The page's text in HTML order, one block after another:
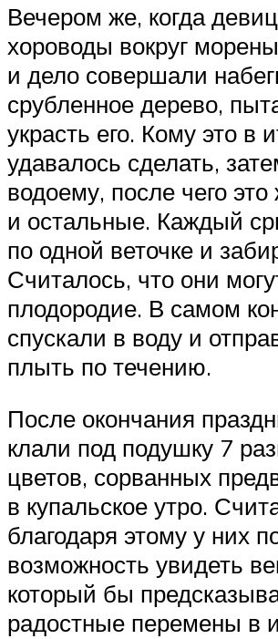
Вечером же, когда
хороводы вокруг
и дело совершали
срубленное дерево,
украсть его. Кому это в
удавалось сделать,
водоему, после чего
и остальные. Каждый
по одной веточке и
Считалось, что они
плодородие. В самом
спускали в воду и
плыть по течению.
После окончания
клали под подушку 7
цветов, сорванных
в купальское утро.
благодаря этому у них
возможность увидеть
который бы
радостные перемены в